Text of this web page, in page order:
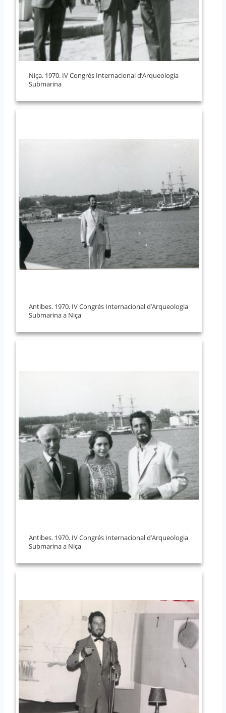
Niça. 1970. IV Congrés Internacional d’Arqueologia
Submarina
Antibes. 1970. IV Congrés Internacional d’Arqueologia
Submarina a Niça
Antibes. 1970. IV Congrés Internacional d’Arqueologia
Submarina a Niça